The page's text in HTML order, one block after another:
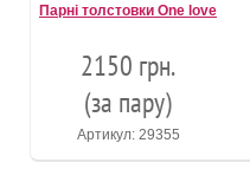
Парні толстовки One love
2150 грн.
(за пару)
Артикул: 29355